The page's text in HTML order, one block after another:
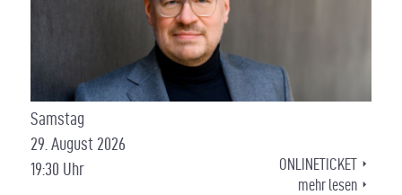
Samstag
29. August 2026
19:30 Uhr
ONLINETICKET
mehr lesen